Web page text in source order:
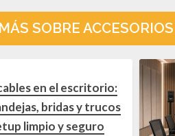
MÁS SOBRE
en el escritorio:
bridas y trucos
limpio y seguro